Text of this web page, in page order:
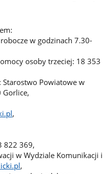
w godzinach 7.30-
osoby trzeciej: 18 353
Powiatowe w
Gorlice,
,
822 369,
w Wydziale Komunikacji i
,